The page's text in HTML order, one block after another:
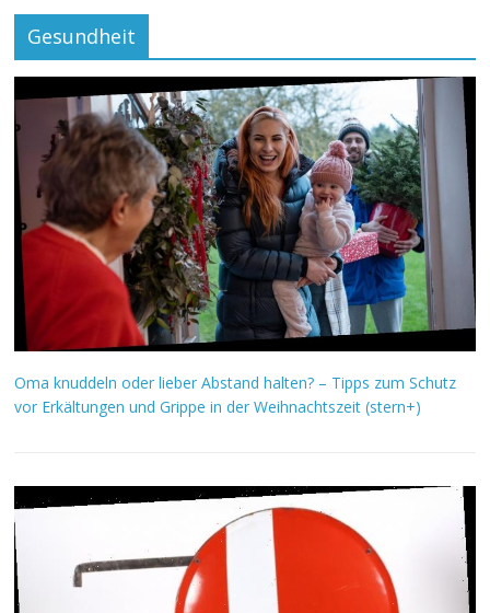
Gesundheit
Oma knuddeln oder lieber Abstand halten? – Tipps zum Schutz
vor Erkältungen und Grippe in der Weihnachtszeit (stern+)